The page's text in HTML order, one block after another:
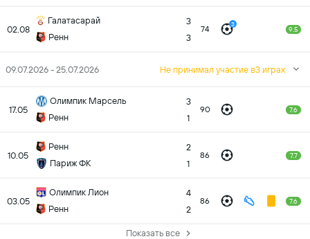
02.08
Галатасарай
Ренн
3
3
74 3
9.5
09.07.2026 - 25.07.2026 Не принимал участие в3 играх
17.05
Олимпик Марсель
Ренн
3
1
90 7.6
10.05
Ренн
Париж ФК
2
1
86 7.7
03.05
Олимпик Лион
Ренн
4
2
86 7.6
Показать все